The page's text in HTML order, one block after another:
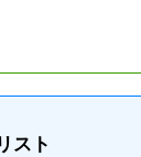
スト